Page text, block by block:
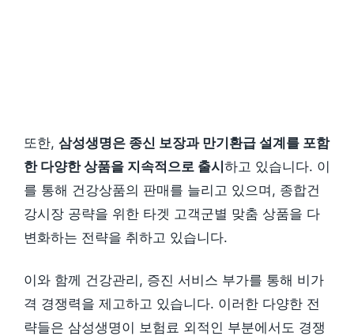
또한, 삼성생명은 종신 보장과 만기환급 설계를 포함
한 다양한 상품을 지속적으로 출시하고 있습니다. 이
를 통해 건강상품의 판매를 늘리고 있으며, 종합건
강시장 공략을 위한 타겟 고객군별 맞춤 상품을 다
변화하는 전략을 취하고 있습니다.
이와 함께 건강관리, 증진 서비스 부가를 통해 비가
격 경쟁력을 제고하고 있습니다. 이러한 다양한 전
략들은 삼성생명이 보험료 외적인 부분에서도 경쟁